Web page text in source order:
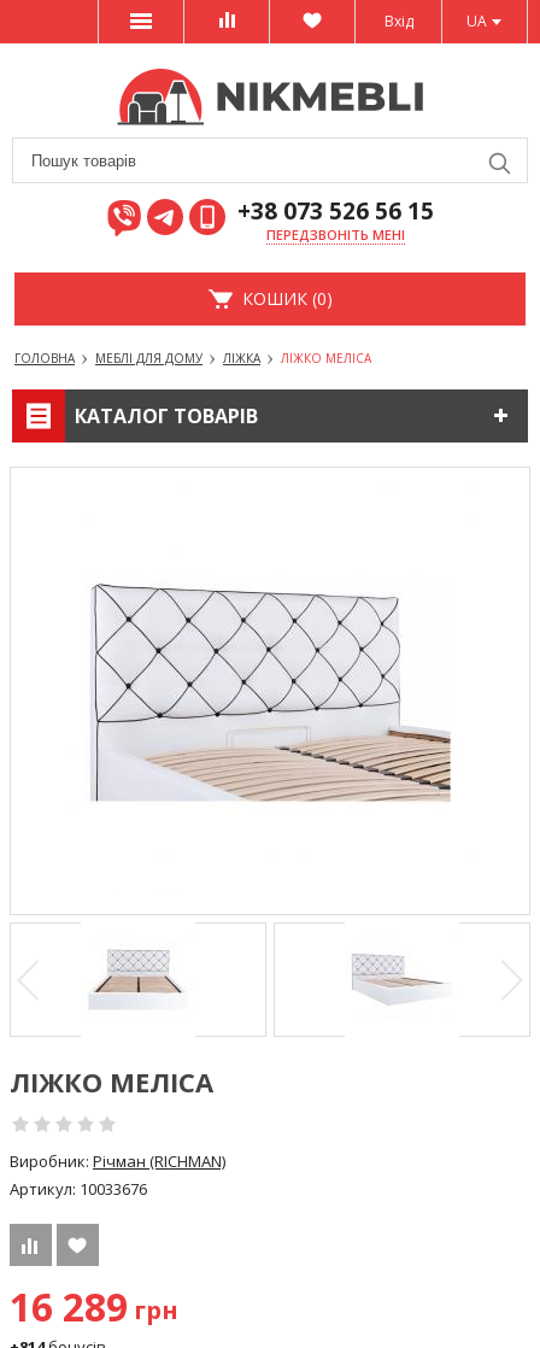
UA
Вхід
+38 073 526 56 15
ПЕРЕДЗВОНІТЬ МЕНІ
КОШИК (0)
ГОЛОВНА МЕБЛІ ДЛЯ ДОМУ ЛІЖКА ЛІЖКО МЕЛІСА
КАТАЛОГ ТОВАРІВ
ЛІЖКО МЕЛІСА
Виробник: Річман (RICHMAN)
Артикул: 10033676
16 289 грн